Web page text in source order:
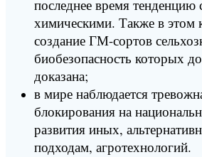
последнее время тенденцию
химическими. Также в этом
создание ГМ-сортов
биобезопасность которых
доказана;
в мире наблюдается
блокирования на
развития иных,
подходам, агротехнологий.